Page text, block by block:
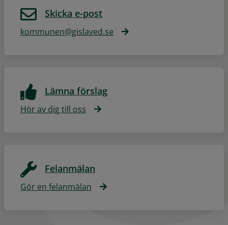
Skicka e-post
kommunen@gislaved.se
Lämna förslag
Hör av dig till oss
Felanmälan
Gör en felanmälan